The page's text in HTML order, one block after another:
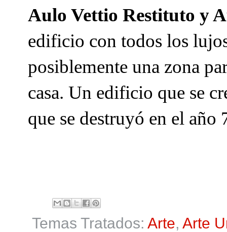
Aulo Vettio Restituto y
edificio con todos los
posiblemente una zona
casa. Un edificio que se
que se destruyó en el año
Temas Tratados: Arte, Arte